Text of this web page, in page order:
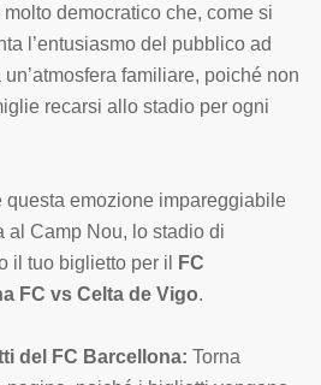
democratico che, come si
l’entusiasmo del pubblico ad
familiare, poiché non
recarsi allo stadio per ogni
questa emozione impareggiabile
al Camp Nou, lo stadio di
il tuo biglietto per il
FC
FC vs Celta de Vigo.
del FC Barcellona: Torna